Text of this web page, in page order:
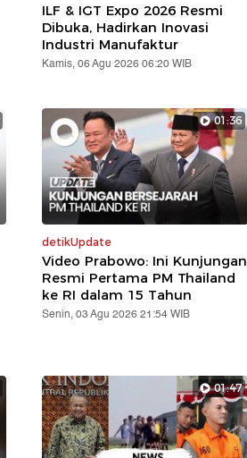
ILF & IGT Expo 2026 Resmi
Dibuka, Hadirkan Inovasi
Industri Manufaktur
Kamis, 06 Agu 2026 06:20 WIB
01:36
detikUpdate
Video Prabowo: Ini Kunjungan
Resmi Pertama PM Thailand
ke RI dalam 15 Tahun
Senin, 03 Agu 2026 21:54 WIB
01:47